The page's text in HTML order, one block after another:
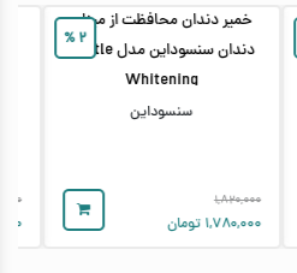
۲ %
خمیر دندان محافظت از مینای
دندان سنسوداین مدل Gentle
Whitening
سنسوداین
۱,۸۲۰,۰۰۰
۱,۷۸۰,۰۰۰ تومان